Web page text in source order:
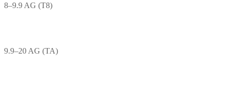
8–9.9 AG (T8)
9.9–20 AG (TA)